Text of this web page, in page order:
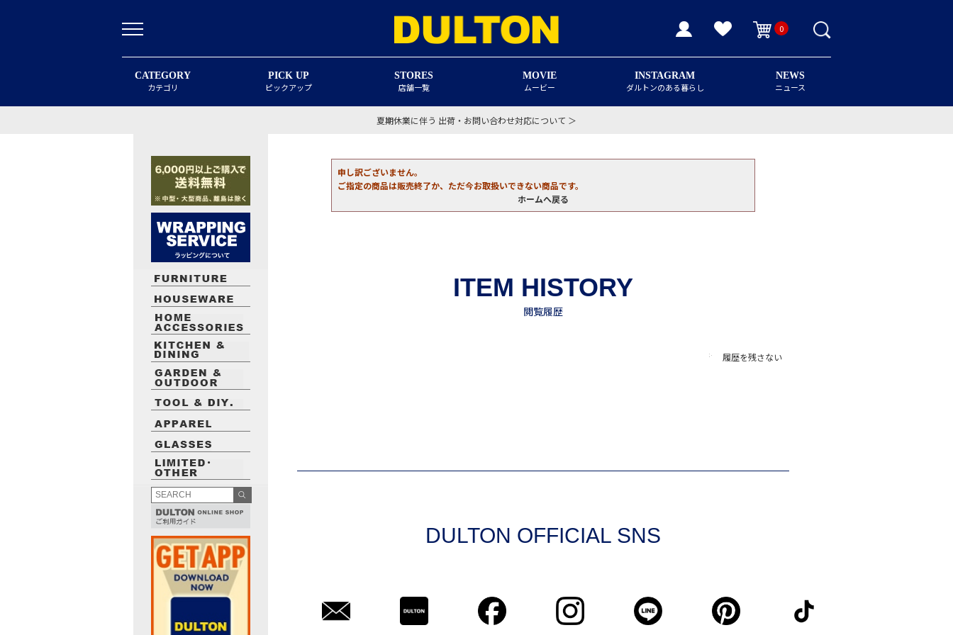
0
CATEGORY
カテゴリ
PICK UP
ピックアップ
STORES
店舗一覧
MOVIE
ムービー
INSTAGRAM
ダルトンのある暮らし
NEWS
ニュース
夏期休業に伴う 出荷・お問い合わせ対応について ＞
申し訳ございません。
ご指定の商品は販売終了か、ただ今お取扱いできない商品です。
ホームへ戻る
履歴を残さない
DULTON OFFICIAL SNS